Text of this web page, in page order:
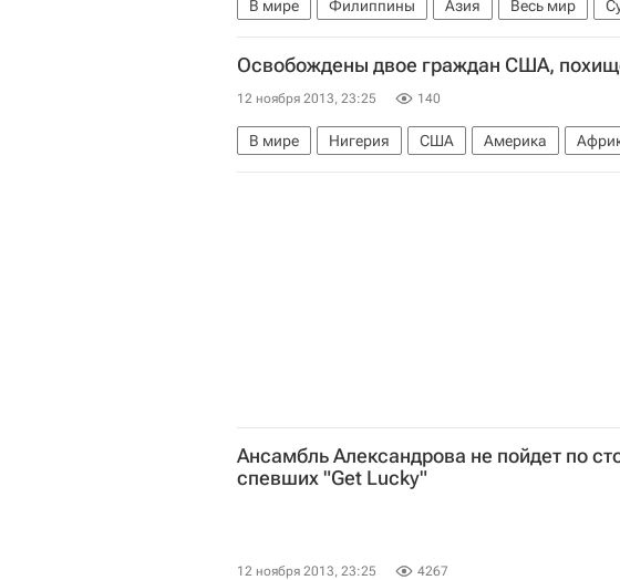
В мире Филиппины Азия Весь мир
Освобождены двое граждан США,
12 ноября 2013, 23:25 140
В мире Нигерия США Америка
Государственный департамент США
Ансамбль Александрова не пойдет по
спевших "Get Lucky"
12 ноября 2013, 23:25 4267